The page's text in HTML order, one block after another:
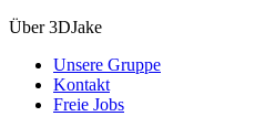
Über 3DJake
Unsere Gruppe
Kontakt
Freie Jobs